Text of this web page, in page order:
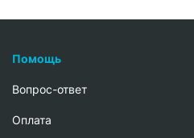
Помощь
Вопрос-ответ
Oплата